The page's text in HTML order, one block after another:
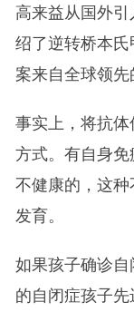
高来益从国外
绍了逆转桥本
案来自全球领先
事实上，将抗
方式。有自身
不健康的，这
发育。
如果孩子确诊自
的自闭症孩子